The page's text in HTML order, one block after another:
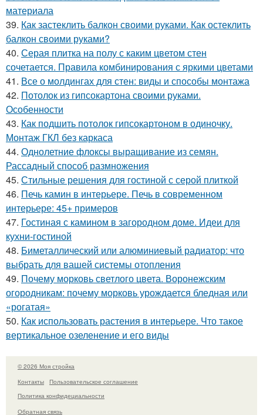
материала
39. Как застеклить балкон своими руками. Как остеклить
балкон своими руками?
40. Серая плитка на полу с каким цветом стен
сочетается. Правила комбинирования с яркими цветами
41. Все о молдингах для стен: виды и способы монтажа
42. Потолок из гипсокартона своими руками.
Особенности
43. Как подшить потолок гипсокартоном в одиночку.
Монтаж ГКЛ без каркаса
44. Однолетние флоксы выращивание из семян.
Рассадный способ размножения
45. Стильные решения для гостиной с серой плиткой
46. Печь камин в интерьере. Печь в современном
интерьере: 45+ примеров
47. Гостиная с камином в загородном доме. Идеи для
кухни-гостиной
48. Биметаллический или алюминиевый радиатор: что
выбрать для вашей системы отопления
49. Почему морковь светлого цвета. Воронежским
огородникам: почему морковь урождается бледная или
«рогатая»
50. Как использовать растения в интерьере. Что такое
вертикальное озеленение и его виды
© 2026 Моя стройка
Контакты
Пользовательское соглашение
Политика конфидециальности
Обратная связь